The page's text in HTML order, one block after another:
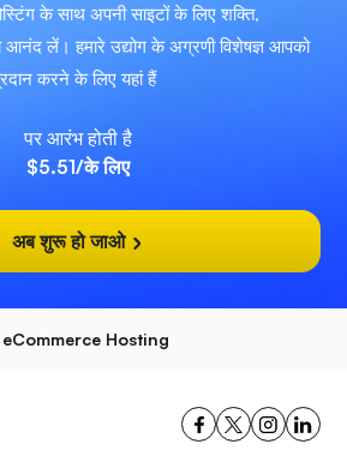
के साथ अपनी साइटों के लिए शक्ति,
लें। हमारे उद्योग के अग्रणी विशेषज्ञ आपको
करने के लिए यहां हैं
पर आरंभ होती है
$5.51/के लिए
अब शुरू हो जाओ
eCommerce Hosting